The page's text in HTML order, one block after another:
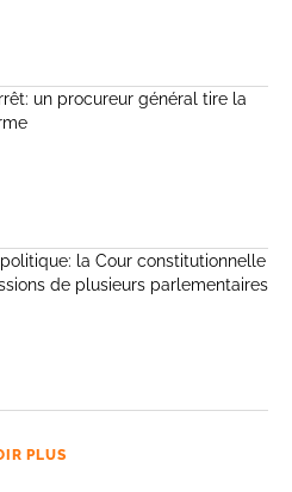
un procureur général tire la
la Cour constitutionnelle
de plusieurs parlementaires
PLUS